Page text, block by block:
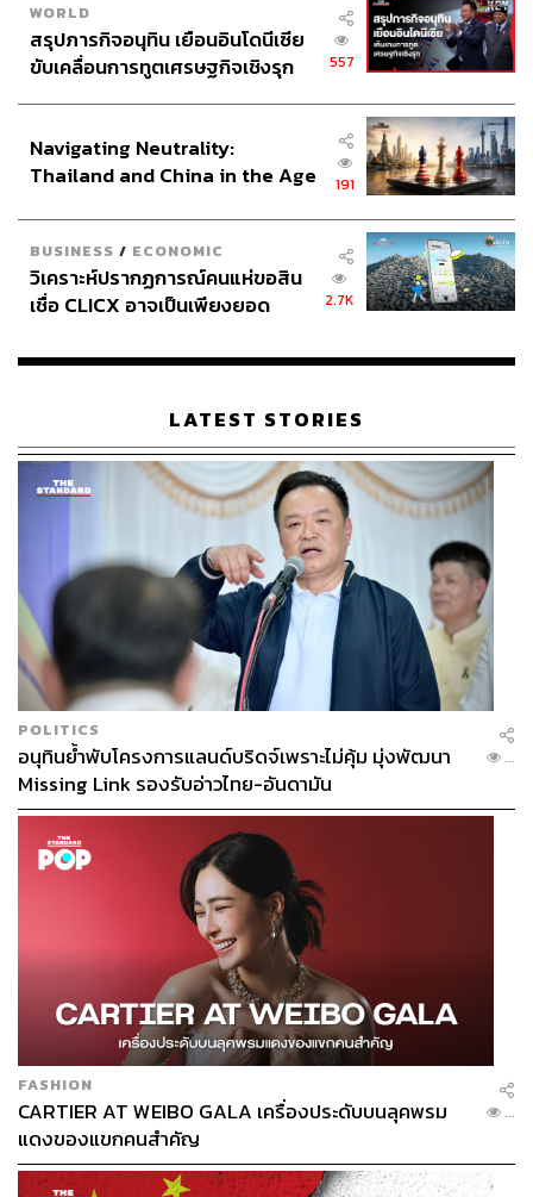
WORLD
สรุปภารกิจอนุทิน เยือนอินโดนีเซีย
ขับเคลื่อนการทูตเศรษฐกิจเชิงรุก
557
Navigating Neutrality:
Thailand and China in the Age
191
BUSINESS / ECONOMIC
วิเคราะห์ปรากฏการณ์คนแห่ขอสิน
เชื่อ CLICX อาจเป็นเพียงยอด
เรือนไทยที่ถูกซุกไว้
2.7K
LATEST STORIES
POLITICS
อนุทินย้ำพับโครงการแลนด์บริดจ์เพราะไม่คุ้ม มุ่งพัฒนา
Missing Link รองรับอ่าวไทย-อันดามัน
...
FASHION
CARTIER AT WEIBO GALA เครื่องประดับบนลุคพรม
แดงของแขกคนสำคัญ
...